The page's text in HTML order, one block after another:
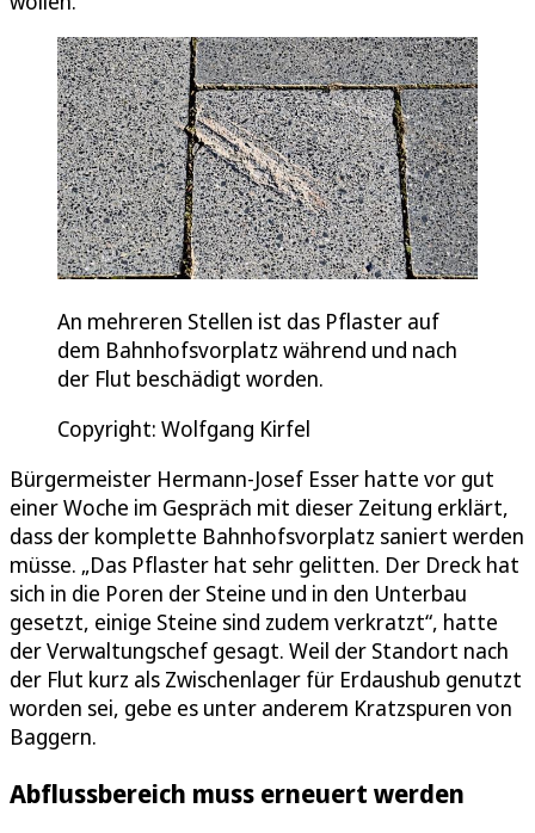
An mehreren Stellen ist das Pflaster auf
dem Bahnhofsvorplatz während und nach
der Flut beschädigt worden.
Copyright: Wolfgang Kirfel
Bürgermeister Hermann-Josef Esser hatte vor gut
einer Woche im Gespräch mit dieser Zeitung erklärt,
dass der komplette Bahnhofsvorplatz saniert werden
müsse. „Das Pflaster hat sehr gelitten. Der Dreck hat
sich in die Poren der Steine und in den Unterbau
gesetzt, einige Steine sind zudem verkratzt“, hatte
der Verwaltungschef gesagt. Weil der Standort nach
der Flut kurz als Zwischenlager für Erdaushub genutzt
worden sei, gebe es unter anderem Kratzspuren von
Baggern.
Abflussbereich muss erneuert werden